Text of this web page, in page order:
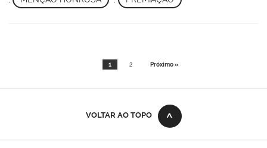
1 2 Próximo »
VOLTAR AO TOPO